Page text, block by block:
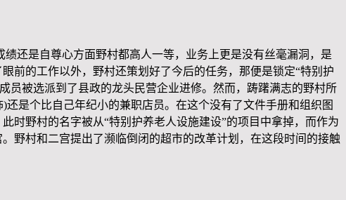
还是自尊心方面野村都高人一等，业务上更是没有丝毫漏洞，是
前的工作以外，野村还策划好了今后的任务，那便是锁定“特别护
被选派到了县政的龙头民营企业进修。然而，踌躇满志的野村所
)还是个比自己年纪小的兼职店员。在这个没有了文件手册和组织图
时野村的名字被从“特别护养老人设施建设”的项目中拿掉，而作为
野村和二宫提出了濒临倒闭的超市的改革计划，在这段时间的接触